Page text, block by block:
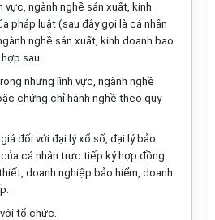
ngành nghề sản xuất, kinh
pháp luật (sau đây gọi là cá nhân
nghề sản xuất, kinh doanh bao
sau:
những lĩnh vực, ngành nghề
chứng chỉ hành nghề theo quy
đối với đại lý xổ số, đại lý bảo
cá nhân trực tiếp ký hợp đồng
doanh nghiệp bảo hiểm, doanh
tổ chức.